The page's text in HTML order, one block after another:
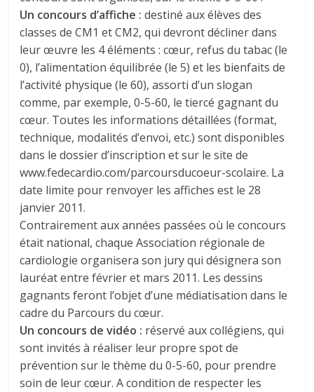
Un concours d’affiche :destiné aux élèves des
classes de CM1 et CM2, qui devront décliner dans
leur œuvre les 4 éléments : cœur, refus du tabac (le
0), l’alimentation équilibrée (le 5) et les bienfaits de
l’activité physique (le 60), assorti d’un slogan
comme, par exemple, 0-5-60, le tiercé gagnant du
cœur. Toutes les informations détaillées (format,
technique, modalités d’envoi, etc.) sont disponibles
dans le dossier d’inscription et sur le site de
www.fedecardio.com/parcoursducoeur-scolaire. La
date limite pour renvoyer les affiches est le 28
janvier 2011.
Contrairement aux années passées où le concours
était national, chaque Association régionale de
cardiologie organisera son jury qui désignera son
lauréat entre février et mars 2011. Les dessins
gagnants feront l’objet d’une médiatisation dans le
cadre du Parcours du cœur.
Un concours de vidéo : réservé aux collégiens, qui
sont invités à réaliser leur propre spot de
prévention sur le thème du 0-5-60, pour prendre
soin de leur cœur. A condition de respecter les